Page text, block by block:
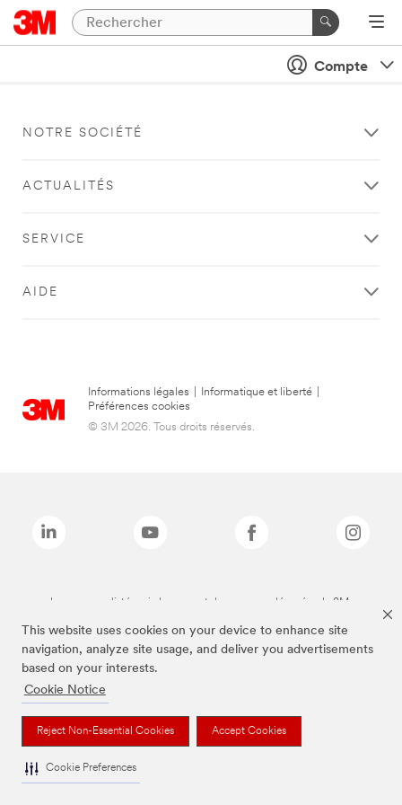
This website uses cookies on your device to enhance site
navigation, analyze site usage, and deliver you advertisements
based on your interests.
Cookie Notice
Reject Non-Essential Cookies Accept Cookies
Cookie Preferences
Compte
NOTRE SOCIÉTÉ
ACTUALITÉS
SERVICE
AIDE
Informations légales Informatique et liberté
Préférences cookies
© 3M 2026. Tous droits réservés.
Les marques listées ci-dessus sont des marques déposées de 3M.